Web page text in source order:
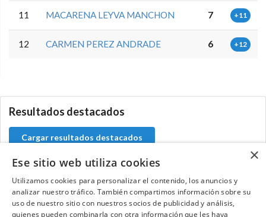
11 MACARENA LEYVA MANCHON 7 +11
12 CARMEN PEREZ ANDRADE 6 +12
Resultados destacados
Cargar resultados destacados
Contacta con el equipo de NextCaddy
×
Ese sitio web utiliza cookies
Utilizamos cookies para personalizar el contenido, los anuncios y
analizar nuestro tráfico. También compartimos información sobre su
uso de nuestro sitio con nuestros socios de publicidad y análisis,
quienes pueden combinarla con otra información que les haya